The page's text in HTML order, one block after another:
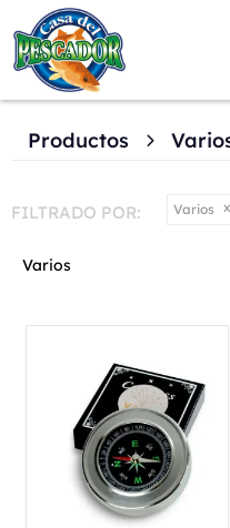
Productos
FILTRADO POR: Varios
Varios